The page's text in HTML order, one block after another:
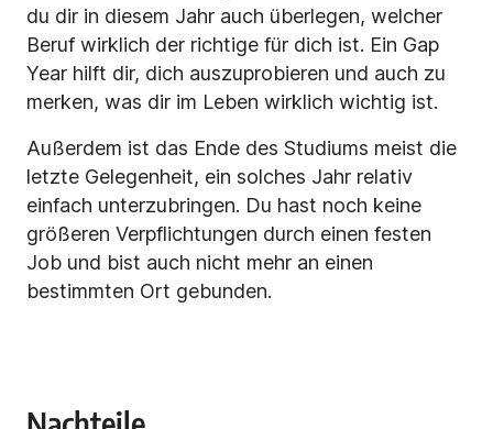
du dir in diesem Jahr auch überlegen, welcher
Beruf wirklich der richtige für dich ist. Ein Gap
Year hilft dir, dich auszuprobieren und auch zu
merken, was dir im Leben wirklich wichtig ist.
Außerdem ist das Ende des Studiums meist die
letzte Gelegenheit, ein solches Jahr relativ
einfach unterzubringen. Du hast noch keine
größeren Verpflichtungen durch einen festen
Job und bist auch nicht mehr an einen
bestimmten Ort gebunden.